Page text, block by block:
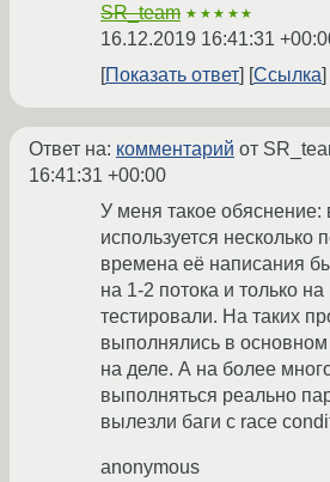
SR_team ★★★★★
16.12.2019 16:41:31
Показать ответ
Ссылка
Ответ на: комментарий от
16:41:31 +00:00
У меня такое обяснение:
используется несколько
времена её написания
на 1-2 потока и только на
тестировали. На таких
выполнялись в
на деле. А на более
выполняться реально
вылезли баги c race
anonymous